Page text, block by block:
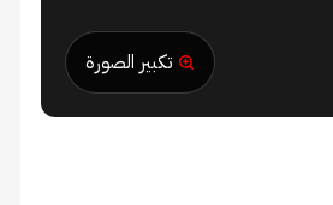
تكبير الصورة